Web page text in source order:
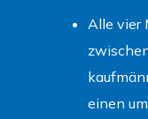
Alle vier
einen